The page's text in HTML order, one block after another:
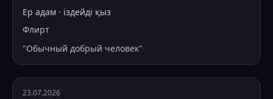
Ер адам · іздейді қыз
Флирт
"Обычный добрый человек"
23.07.2026